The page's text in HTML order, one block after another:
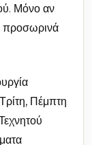
Μόνο αν
προσωρινά
Πέμπτη